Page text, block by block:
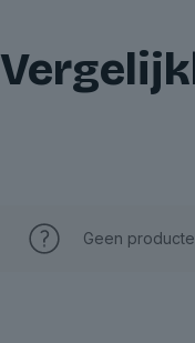
Geen